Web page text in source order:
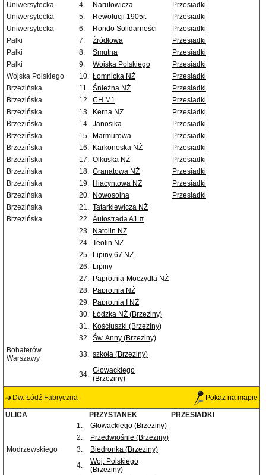
Uniwersytecka
4. Narutowicza
Przesiadki
Uniwersytecka
5. Rewolucji 1905r.
Przesiadki
Uniwersytecka
6. Rondo Solidarności
Przesiadki
Palki
7. Źródłowa
Przesiadki
Palki
8. Smutna
Przesiadki
Palki
9. Wojska Polskiego
Przesiadki
Wojska Polskiego
10. Łomnicka NŻ
Przesiadki
Brzezińska
11. Śnieżna NŻ
Przesiadki
Brzezińska
12. CH M1
Przesiadki
Brzezińska
13. Kerna NŻ
Przesiadki
Brzezińska
14. Janosika
Przesiadki
Brzezińska
15. Marmurowa
Przesiadki
Brzezińska
16. Karkonoska NŻ
Przesiadki
Brzezińska
17. Olkuska NŻ
Przesiadki
Brzezińska
18. Granatowa NŻ
Przesiadki
Brzezińska
19. Hiacyntowa NŻ
Przesiadki
Brzezińska
20. Nowosolna
Przesiadki
Brzezińska
21. Tatarkiewicza NŻ
Brzezińska
22. Autostrada A1 #
23. Natolin NŻ
24. Teolin NŻ
25. Lipiny 67 NŻ
26. Lipiny
27. Paprotnia-Moczydła NŻ
28. Paprotnia NŻ
29. Paprotnia I NŻ
30. Łódzka NŻ (Brzeziny)
31. Kościuszki (Brzeziny)
32. Św. Anny (Brzeziny)
Bohaterów
Warszawy
33. szkoła (Brzeziny)
34. Głowackiego
(Brzeziny)
Dw. Łódź Fabryczna Pokaż na mapie
ULICA PRZYSTANEK
PRZESIADKI
1.
Głowackiego (Brzeziny)
2.
Przedwiośnie (Brzeziny)
Modrzewskiego
3.
Biedronka (Brzeziny)
4.
Woj. Polskiego
(Brzeziny)